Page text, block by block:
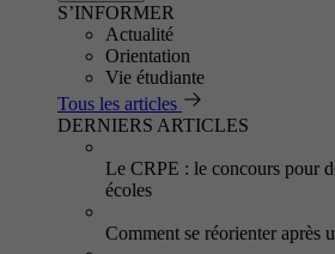
S’INFORMER
Actualité
Orientation
Vie étudiante
Tous les articles
DERNIERS ARTICLES
Le CRPE : le concours pour
écoles
Comment se réorienter après